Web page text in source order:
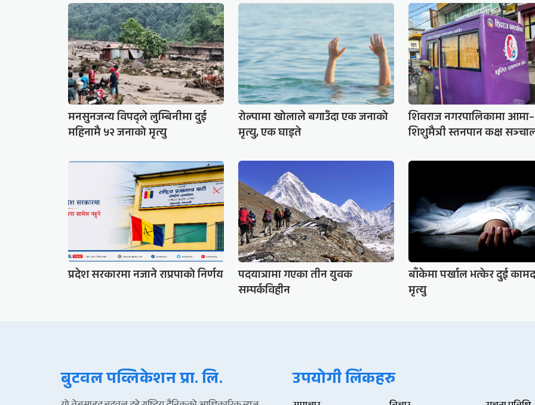
मनसुनजन्य विपद्ले लुम्बिनीमा दुई
महिनामै ५२ जनाको मृत्यु
रोल्पामा खोलाले बगाउँदा एक जनाको
मृत्यु, एक घाइते
शिवराज नगरपालिकामा आमा–
शिशुमैत्री स्तनपान कक्ष
प्रदेश सरकारमा नजाने राप्रपाको निर्णय
पदयात्रामा गएका तीन युवक
सम्पर्कविहीन
बाँकेमा पर्खाल भत्केर दुई
मृत्यु
बुटवल पव्लिकेशन प्रा. लि. उपयोगी लिंकहरु